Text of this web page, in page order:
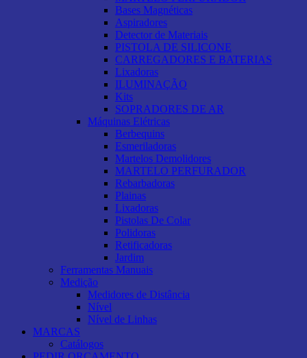
Bases Magnéticas
Aspiradores
Detector de Materiais
PISTOLA DE SILICONE
CARREGADORES E BATERIAS
Lixadoras
ILUMINAÇÃO
Kits
SOPRADORES DE AR
Máquinas Elétricas
Berbequins
Esmeriladoras
Martelos Demolidores
MARTELO PERFURADOR
Rebarbadoras
Plainas
Lixadoras
Pistolas De Colar
Polidoras
Retificadoras
Jardim
Ferramentas Manuais
Medição
Medidores de Distância
Nível
Nível de Linhas
MARCAS
Catálogos